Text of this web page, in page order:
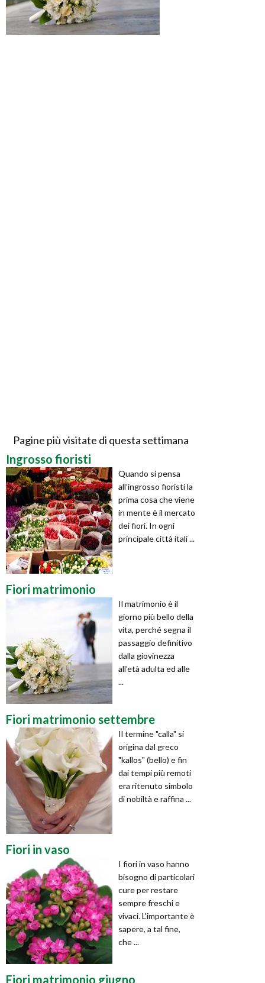
Pagine più visitate di questa settimana
Ingrosso fioristi
Quando si pensa
all’ingrosso fioristi la
prima cosa che viene
in mente è il mercato
dei fiori. In ogni
principale città itali ...
Fiori matrimonio
Il matrimonio è il
giorno più bello della
vita, perché segna il
passaggio definitivo
dalla giovinezza
all’età adulta ed alle
...
Fiori matrimonio settembre
Il termine "calla" si
origina dal greco
"kallos" (bello) e fin
dai tempi più remoti
era ritenuto simbolo
di nobiltà e raffina ...
Fiori in vaso
I fiori in vaso hanno
bisogno di particolari
cure per restare
sempre freschi e
vivaci. L'importante è
sapere, a tal fine,
che ...
Fiori matrimonio giugno